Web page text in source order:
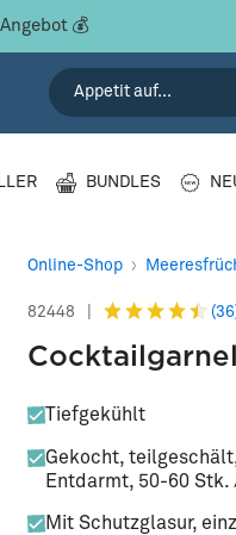
💰
BUNDLES
Online-Shop
82448
Tiefgekühlt
Gekocht,
Entdarmt, 50-60 Stk.
Mit Schutzglasur,